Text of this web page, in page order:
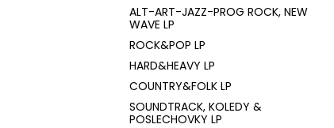
ALT-ART-JAZZ-PROG ROCK, NEW
WAVE LP
ROCK&POP LP
HARD&HEAVY LP
COUNTRY&FOLK LP
SOUNDTRACK, KOLEDY &
POSLECHOVKY LP